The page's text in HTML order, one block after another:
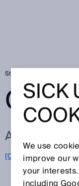
Startseite
ALLE
[0-9] A B C D
Z
SICK
We use
improve our
your